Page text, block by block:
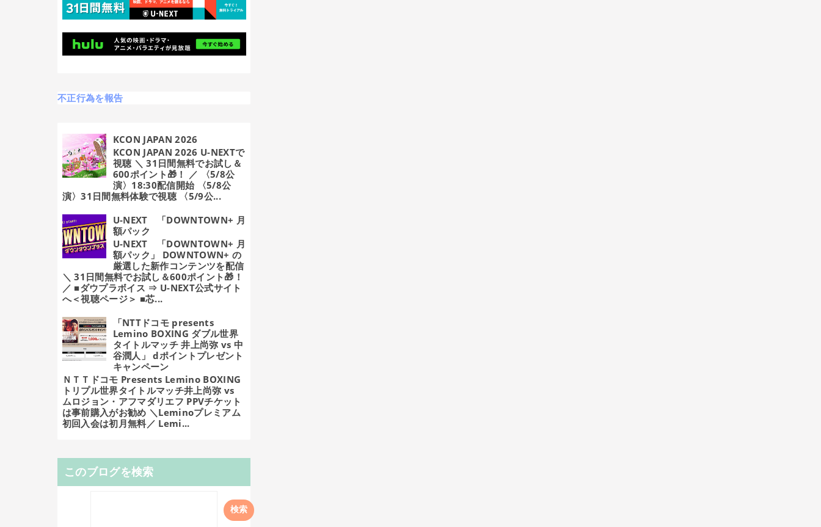
不正行為を報告
KCON JAPAN 2026
KCON JAPAN 2026 U-NEXTで
視聴 ＼ 31日間無料でお試し＆
600ポイント🎁！ ／ 〈5/8公
演〉18:30配信開始 〈5/8公
演〉31日間無料体験で視聴 〈5/9公...
U-NEXT 「DOWNTOWN+ 月
額パック
U-NEXT 「DOWNTOWN+ 月
額パック」 DOWNTOWN+ の
厳選した新作コンテンツを配信
＼ 31日間無料でお試し＆600ポイント🎁！
／ ■ダウプラボイス ⇒ U-NEXT公式サイト
へ＜視聴ページ＞ ■芯...
「NTTドコモ presents
Lemino BOXING ダブル世界
タイトルマッチ 井上尚弥 vs 中
谷潤人」 dポイントプレゼント
キャンペーン
ＮＴＴドコモ Presents Lemino BOXING
トリプル世界タイトルマッチ井上尚弥 vs
ムロジョン・アフマダリエフ PPVチケット
は事前購入がお勧め ＼Leminoプレミアム
初回入会は初月無料／ Lemi...
このブログを検索